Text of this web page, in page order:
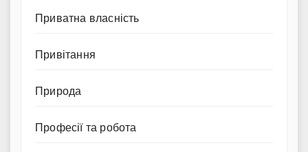
Приватна власність
Привітання
Природа
Професії та робота